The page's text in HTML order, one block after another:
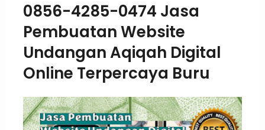
0856-4285-0474 Jasa
Pembuatan Website
Undangan Aqiqah Digital
Online Terpercaya Buru